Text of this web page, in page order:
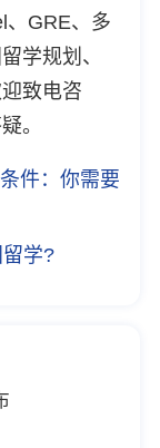
、GRE、多
学规划、
致电咨
。
件：你需要
学?